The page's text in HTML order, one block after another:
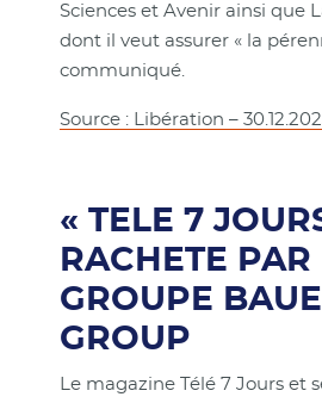
Sciences et Avenir ainsi que
dont il veut assurer « la
communiqué.
Source : Libération –
« TELE 7
RACHETE PAR
GROUPE
GROUP
Le magazine Télé 7 Jours et